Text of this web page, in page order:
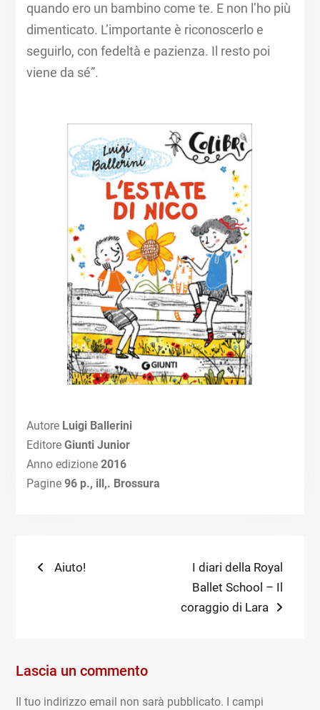
quando ero un bambino come te. E non l’ho più
dimenticato. L’importante è riconoscerlo e
seguirlo, con fedeltà e pazienza. Il resto poi
viene da sé”.​
AutoreLuigi Ballerini
Editore Giunti Junior
Anno edizione 2016
Pagine 96 p., ill,. Brossura
Navigazione
Previous
Aiuto!
Next
post:
I diari della Royal
Ballet School – Il
coraggio di Lara
Lascia un commento
Il tuo indirizzo email non sarà pubblicato.
I campi